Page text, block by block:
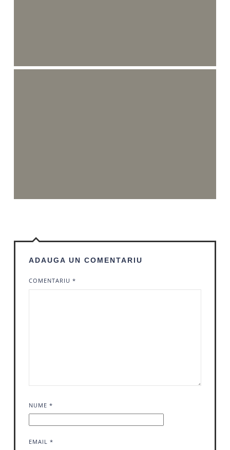
ADAUGA UN COMENTARIU
COMENTARIU *
NUME *
EMAIL *